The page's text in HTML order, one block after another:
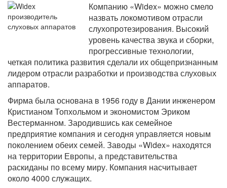
Компанию «Widex» можно смело
назвать локомотивом отрасли
слухопротезирования. Высокий
уровень качества звука и сборки,
прогрессивные технологии,
четкая политика развития сделали их общепризнанным
лидером отрасли разработки и производства слуховых
аппаратов.
Фирма была основана в 1956 году в Дании инженером
Кристианом Топхольмом и экономистом Эриком
Вестерманном. Зародившись как семейное
предприятие компания и сегодня управляется новым
поколением обеих семей. Заводы «Widex» находятся
на территории Европы, а представительства
раскиданы по всему миру. Компания насчитывает
около 4000 служащих.